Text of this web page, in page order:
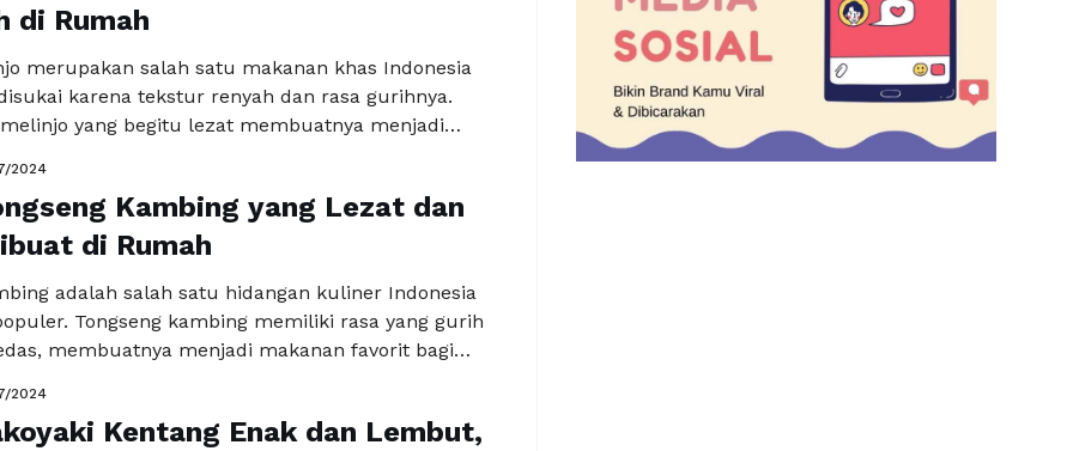
putih, …Baca Selengkapnya
di Rumah
merupakan salah satu makanan khas Indonesia
karena tekstur renyah dan rasa gurihnya.
yang begitu lezat membuatnya menjadi
tidak semua orang tahu bagaimana cara membuat
yang renyah dan gurih di rumah. Berikut adalah
demi langkah …Baca Selengkapnya
2024
Kambing yang Lezat dan
di Rumah
adalah salah satu hidangan kuliner Indonesia
Tongseng kambing memiliki rasa yang gurih
membuatnya menjadi makanan favorit bagi
juga bisa dibuat di rumah dengan cepat dan
ini adalah resep tongseng kambing yang lezat dan
2024
Kentang Enak dan Lembut,